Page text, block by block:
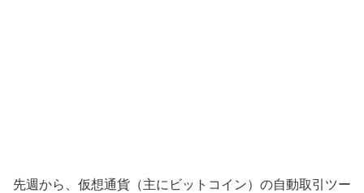
先週から、仮想通貨（主にビットコイン）の自動取引ツー